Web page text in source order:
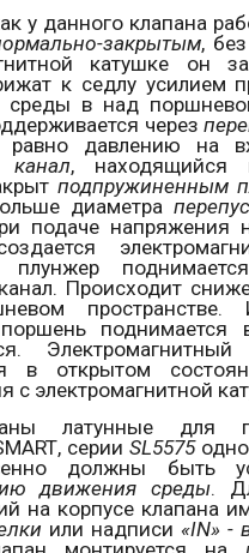
у данного клапана
закрытым,
катушке он
к седлу усилием
среды в над
через
давлению на
,
подпружиненным
диаметра
подаче напряжения
плунжер
Происходит
пространстве.
поднимается
в открытом
с электромагнитной
латунные для
, серии SL5575
должны быть
движения среды.
на корпусе клапана
или надписи «IN» -